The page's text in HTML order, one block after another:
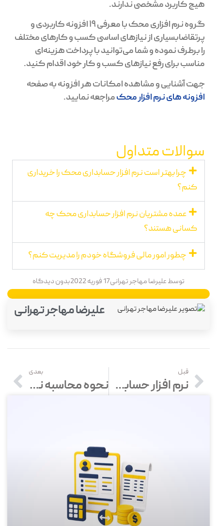
هیچ کاربرد مشخصی ندارند.
گروه نرم افزاری محک با معرفی 19 افزونه کاربردی و
پرتقاضابسیاری از نیازهای اساسی کسب و کارهای مختلف
را برطرف نموده و شما می‌توانید با پرداخت هزینه‌ای
مناسب برای رفع نیازهای کسب و کار خود اقدام کنید.
جهت آشنایی و مشاهده امکانات هر افزونه به صفحه
افزونه های نرم افزار محکمراجعه نمایید.
سوالات متداول
چرا بهتر است نرم افزار حسابداری محک را خریداری
کنم؟
عمده مشتریان نرم افزار حسابداری محک چه
کسانی هستند؟
چطور امور مالی فروشگاه خودم را مدیریت کنم؟
توسطعلیرضا مهاجر تهرانی17 فوریه 2022 بدون دیدگاه
علیرضا مهاجر تهرانی
قبل
نرم افزار حسابداری در خراسان جنوبی – خرید و قیمت انواع نرم افزار حسابداری در طبس و بیرجند
بعدی
نحوه محاسبه نوبت کاری | حق شیفت 1403